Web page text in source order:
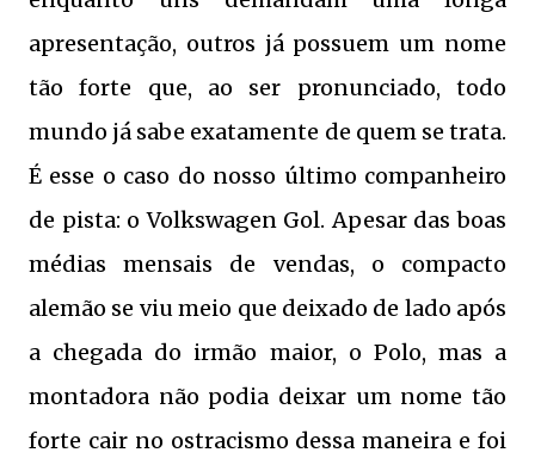
apresentação, outros já possuem um nome
tão forte que, ao ser pronunciado, todo
mundo já sabe exatamente de quem se trata.
É esse o caso do nosso último companheiro
de pista: o Volkswagen Gol. Apesar das boas
médias mensais de vendas, o compacto
alemão se viu meio que deixado de lado após
a chegada do irmão maior, o Polo, mas a
montadora não podia deixar um nome tão
forte cair no ostracismo dessa maneira e foi